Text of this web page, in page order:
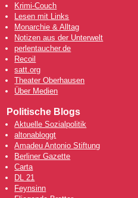
Krimi-Couch
Lesen mit Links
Monarchie & Alltag
Notizen aus der Unterwelt
perlentaucher.de
Recoil
satt.org
Theater Oberhausen
Über Medien
Politische Blogs
Aktuelle Sozialpolitik
altonabloggt
Amadeu Antonio Stiftung
Berliner Gazette
Carta
DL 21
Feynsinn